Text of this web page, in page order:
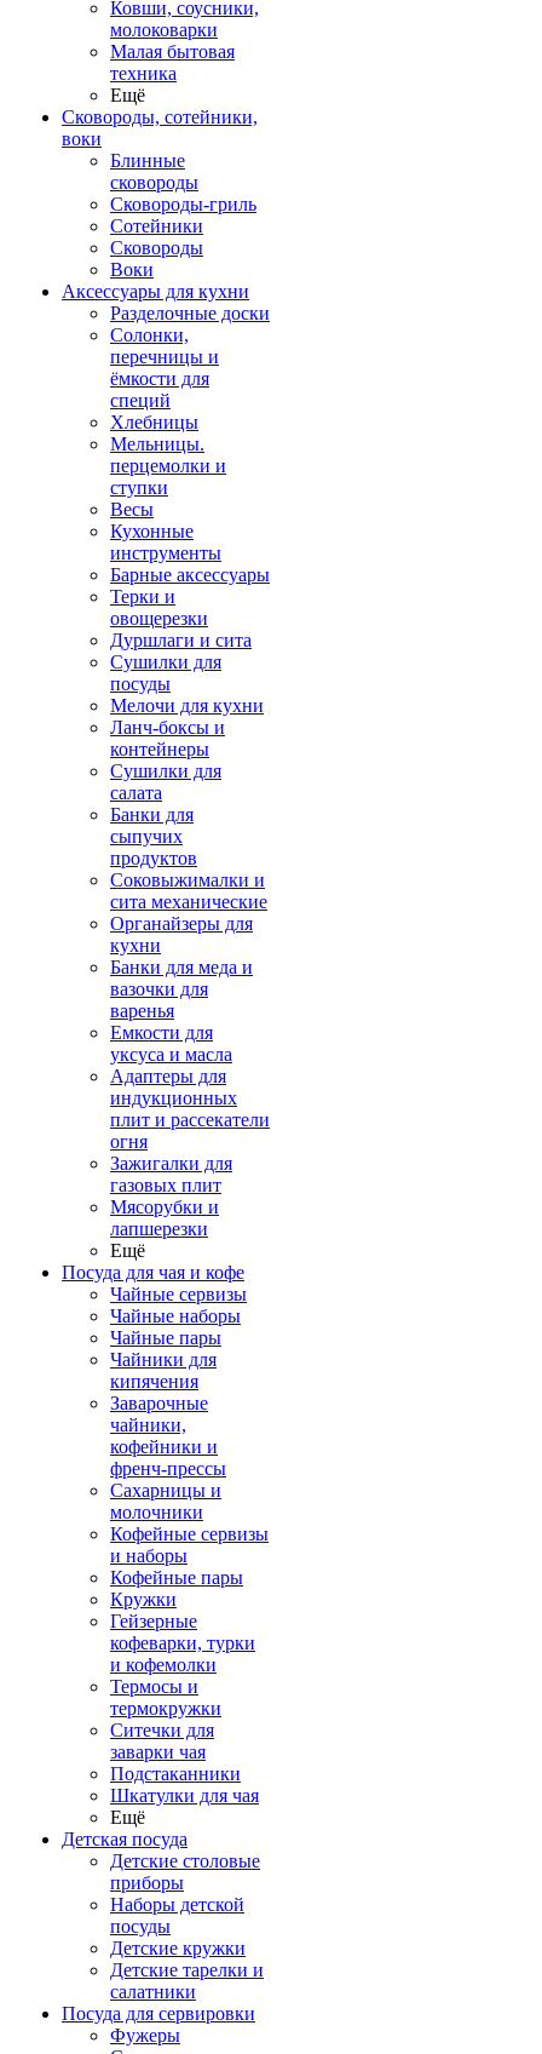
Ковши, соусники,
молоковарки
Малая бытовая
техника
Ещё
Сковороды, сотейники,
воки
Блинные
сковороды
Сковороды-гриль
Сотейники
Сковороды
Воки
Аксессуары для кухни
Разделочные доски
Солонки,
перечницы и
ёмкости для
специй
Хлебницы
Мельницы.
перцемолки и
ступки
Весы
Кухонные
инструменты
Барные аксессуары
Терки и
овощерезки
Дуршлаги и сита
Сушилки для
посуды
Мелочи для кухни
Ланч-боксы и
контейнеры
Сушилки для
салата
Банки для
сыпучих
продуктов
Соковыжималки и
сита механические
Органайзеры для
кухни
Банки для меда и
вазочки для
варенья
Емкости для
уксуса и масла
Адаптеры для
индукционных
плит и рассекатели
огня
Зажигалки для
газовых плит
Мясорубки и
лапшерезки
Ещё
Посуда для чая и кофе
Чайные сервизы
Чайные наборы
Чайные пары
Чайники для
кипячения
Заварочные
чайники,
кофейники и
френч-прессы
Сахарницы и
молочники
Кофейные сервизы
и наборы
Кофейные пары
Кружки
Гейзерные
кофеварки, турки
и кофемолки
Термосы и
термокружки
Ситечки для
заварки чая
Подстаканники
Шкатулки для чая
Ещё
Детская посуда
Детские столовые
приборы
Наборы детской
посуды
Детские кружки
Детские тарелки и
салатники
Посуда для сервировки
Фужеры